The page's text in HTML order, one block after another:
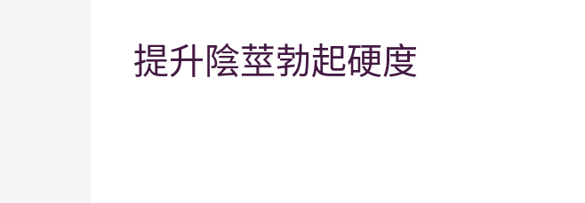
提升陰莖勃起硬度